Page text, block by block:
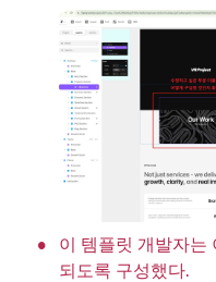
•
이 템플릿 개발자는
되도록 구성했다.